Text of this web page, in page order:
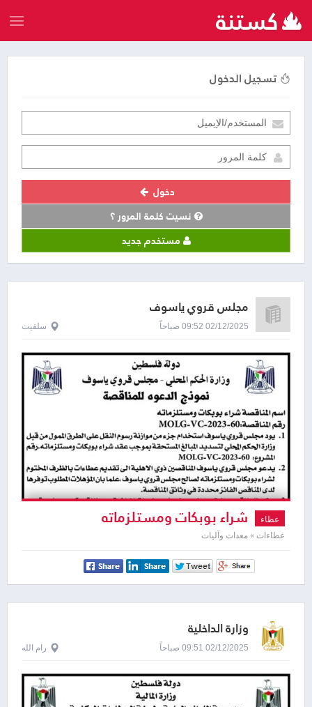
تسجيل الدخول
دخول
نسيت كلمة المرور ؟
مستخدم جديد
مجلس قروي ياسوف
02/12/2025 09:52 صباحاً سلفيت
عطاء شراء بوبكات ومستلزماته
عطاءات » معدات وآليات
وزارة الداخلية
02/12/2025 09:51 صباحاً رام الله